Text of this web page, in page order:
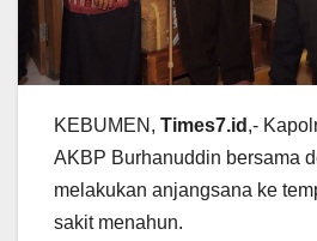
KEBUMEN, Times7.id ,-
AKBP Burhanuddin bersama
melakukan anjangsana ke
sakit menahun.